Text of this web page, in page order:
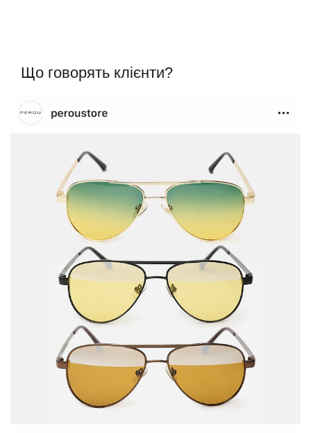
Що говорять клієнти?